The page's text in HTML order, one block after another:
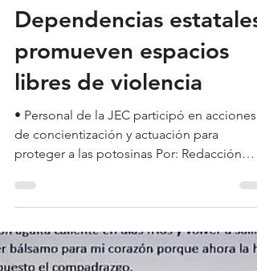
3 dic 2024
1 min de lectura
Dependencias estatales
promueven espacios
libres de violencia
de concientización y actuación para
proteger a las potosinas Por: Redacción